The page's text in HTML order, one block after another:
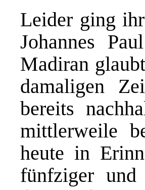
Leider ging
Johannes
Madiran
damaligen
bereits
mittlerweile
heute in
fünfziger